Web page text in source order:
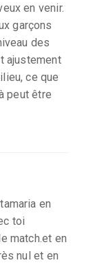
en venir.
garçons
des
ajustement
ce que
peut être
en
toi
match.et en
nul et en